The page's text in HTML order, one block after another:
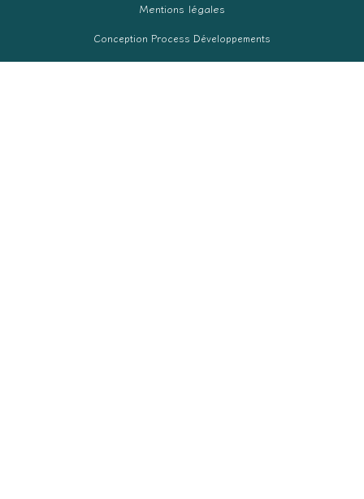
Mentions légales
Conception Process Développements